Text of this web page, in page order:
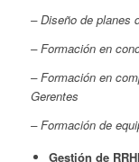
– Diseño de planes
– Formación en
– Formación en
Gerentes
– Formación de
Gestión de